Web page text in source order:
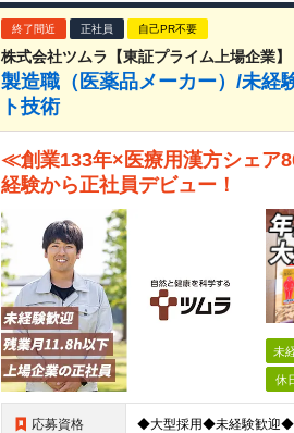
終了間近 正社員 自己PR不要
株式会社ツムラ【東証プライム上場企業】
製造職（医薬品メーカー）/未経
ト技術
≪創業133年×医療用漢方シェア
経験から正社員デビュー！
未
休
応募資格